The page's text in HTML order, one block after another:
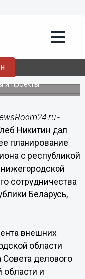
позволит
и проекты.
-
Никитин дал
планирование
с республикой
сотрудничества
Беларусь,
внешних
области
Совета делового
области и